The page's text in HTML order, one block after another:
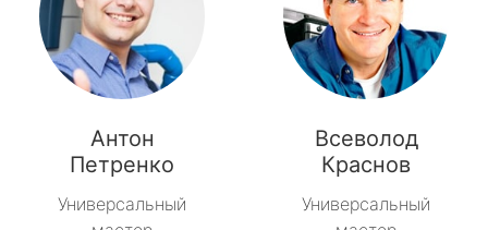
Антон
Петренко
Универсальный
Всеволод
Краснов
Универсальный